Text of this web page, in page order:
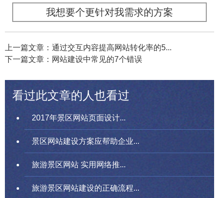
我想要个更针对我需求的方案
上一篇文章：通过交互内容提高网站转化率的5...
下一篇文章：网站建设中常见的7个错误
看过此文章的人也看过
2017年景区网站页面设计...
景区网站建设方案应帮助企业...
旅游景区网站 实用网络推...
旅游景区网站建设的正确流程...